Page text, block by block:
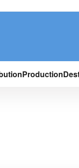
Production